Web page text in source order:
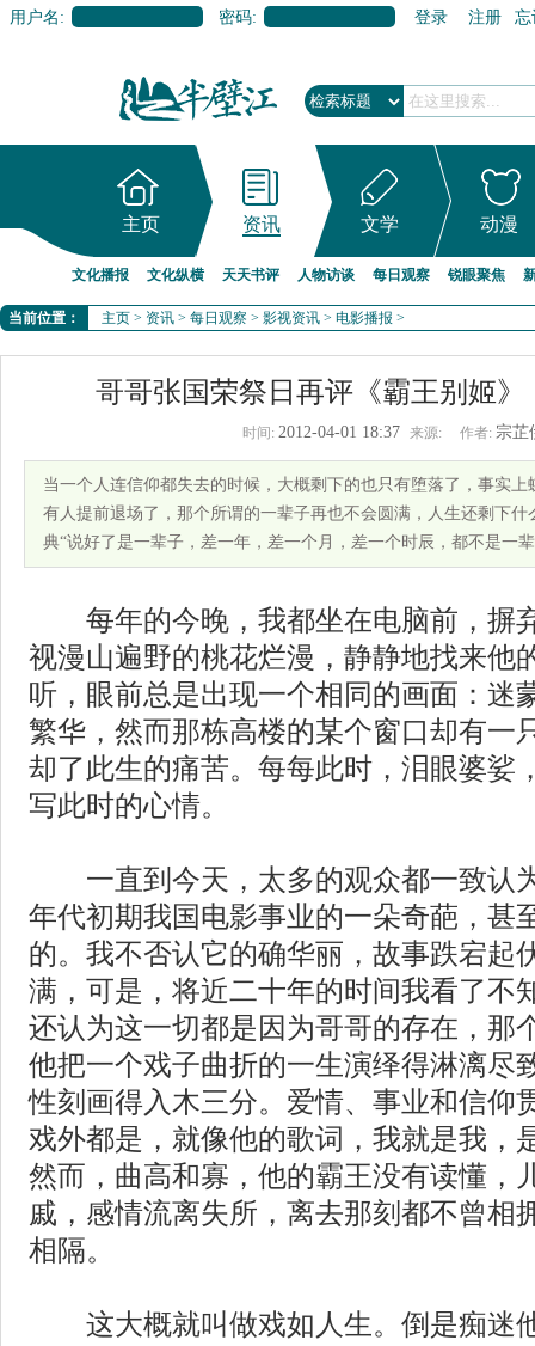
用户名: 密码: 登录 注册 忘
主页 资讯 文学 动漫
文化播报 文化纵横 天天书评 人物访谈 每日观察 锐眼聚焦
当前位置： 主页 > 资讯 > 每日观察 > 影视资讯 > 电影播报 >
哥哥张国荣祭日再评《霸王别姬
时间: 2012-04-01 18:37 来源: 作者: 宗
当一个人连信仰都失去的时候，大概剩下的也只有堕落了，事实
有人提前退场了，那个所谓的一辈子再也不会圆满，人生还剩下
典“说好了是一辈子，差一年，差一个月，差一个时辰，都不是一辈
每年的今晚，我都坐在电脑前，摒
视漫山遍野的桃花烂漫，静静地找来他
听，眼前总是出现一个相同的画面：迷
繁华，然而那栋高楼的某个窗口却有一
却了此生的痛苦。每每此时，泪眼婆娑
写此时的心情。
一直到今天，太多的观众都一致认
年代初期我国电影事业的一朵奇葩，甚
的。我不否认它的确华丽，故事跌宕起
满，可是，将近二十年的时间我看了不
还认为这一切都是因为哥哥的存在，那
他把一个戏子曲折的一生演绎得淋漓尽
性刻画得入木三分。爱情、事业和信仰
戏外都是，就像他的歌词，我就是我，
然而，曲高和寡，他的霸王没有读懂，
戚，感情流离失所，离去那刻都不曾相
相隔。
这大概就叫做戏如人生。倒是痴迷